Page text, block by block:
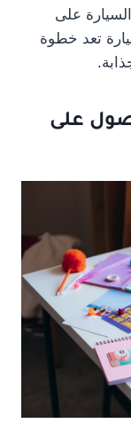
على
تعد خطوة
على